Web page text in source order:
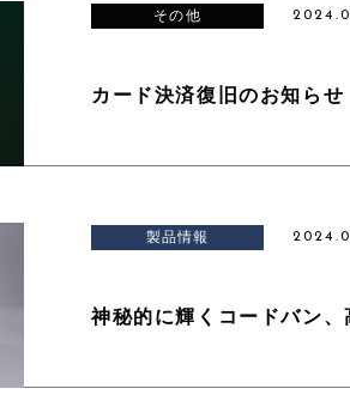
その他
カード決済復旧のお知らせ
製品情報
神秘的に輝くコードバン